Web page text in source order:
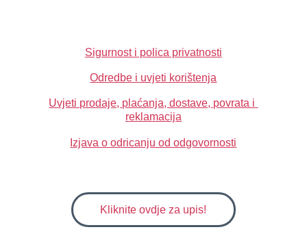
Kliknite ovdje za upis!
Sigurnost i polica privatnosti
Izjava o odricanju od odgovornosti
Odredbe i uvjeti korištenja
Uvjeti prodaje, plaćanja, dostave, povrata i
reklamacija